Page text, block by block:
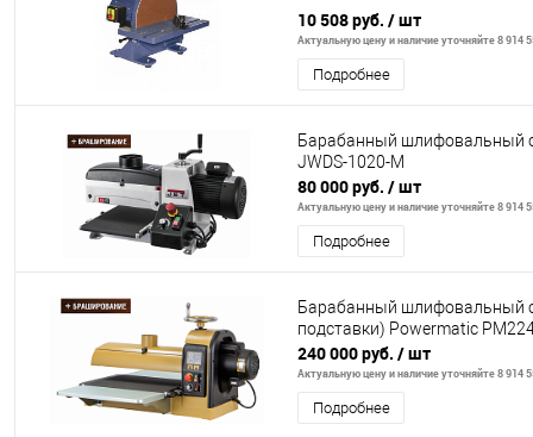
10 508 руб. / шт
Актуальную цену и наличие уточняйте 8 914
Подробнее
Барабанный шлифовальный
JWDS-1020-M
80 000 руб. / шт
Актуальную цену и наличие уточняйте 8 914
Подробнее
Барабанный шлифовальный
подставки) Powermatic
240 000 руб. / шт
Актуальную цену и наличие уточняйте 8 914
Подробнее